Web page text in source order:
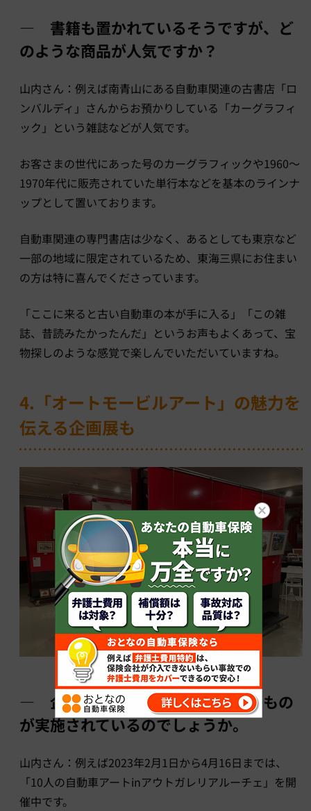
― 書籍も置かれているそうですが、ど
のような商品が人気ですか？
山内さん：例えば南青山にある自動車関連の古書店「ロ
ンバルディ」さんからお預かりしている「カーグラフィ
ック」という雑誌などが人気です。
お客さまの世代にあった号のカーグラフィックや1960～
1970年代に販売されていた単行本などを基本のラインナ
ップとして置いております。
自動車関連の専門書店は少なく、あるとしても東京など
一部の地域に限定されているため、東海三県にお住まい
の方は特に喜んでくださっています。
「ここに来ると古い自動車の本が手に入る」「この雑
誌、昔読みたかったんだ」というお声もよくあって、宝
物探しのような感覚で楽しんでいただいていますね。
4.「オートモービルアート」の魅力を
伝える企画展も
― 企画展については、どのようなもの
が実施されているのでしょうか。
山内さん：例えば2023年2月1日から4月16日までは、
「10人の自動車アートinアウトガレリアルーチェ」を開
催中です。